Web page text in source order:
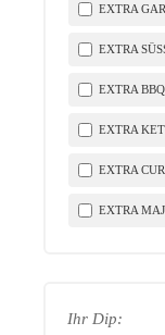
EXTRA
EXTRA
EXTRA
EXTRA
EXTRA
EXTRA
Ihr Dip: